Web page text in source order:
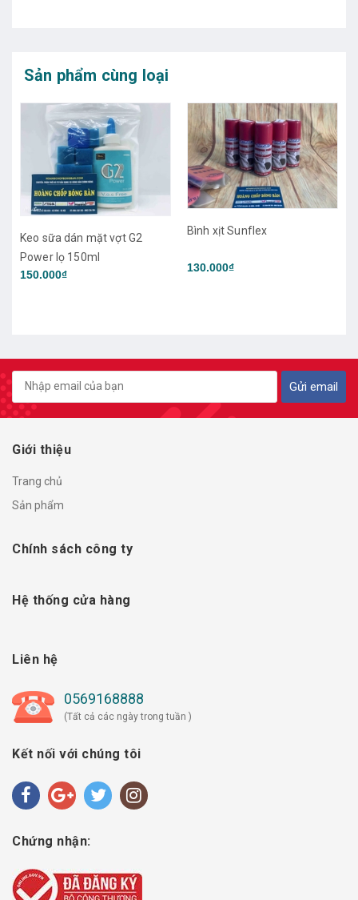
Sản phẩm cùng loại
Keo sữa dán mặt vợt G2
Power lọ 150ml
150.000₫
Bình xịt Sunflex
130.000₫
Gửi email
Giới thiệu
Trang chủ
Sản phẩm
Chính sách công ty
Hệ thống cửa hàng
Liên hệ
0569168888
(Tất cả các ngày trong tuần )
Kết nối với chúng tôi
Chứng nhận: